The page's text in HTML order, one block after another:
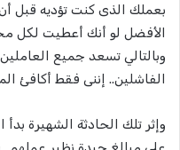
بعملك الذى كنت تؤديه قبل
وبالتالي تسعد جميع
الفاشلين.. إننى فقط أكافئ
وإثر تلك الحادثة الشهيرة